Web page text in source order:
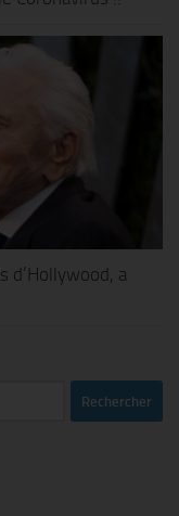
d’Hollywood, a